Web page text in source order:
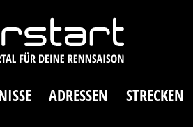
ADRESSEN STRECKEN